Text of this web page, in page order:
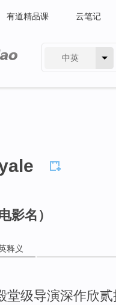
有道精品课 云笔记
中英
影名）
释义
堂级导演深作欣